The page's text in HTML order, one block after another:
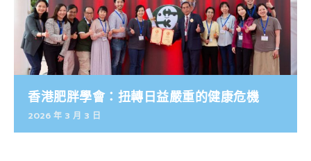
香港肥胖學會：扭轉日益嚴重的健康危機
2026 年 3 月 3 日